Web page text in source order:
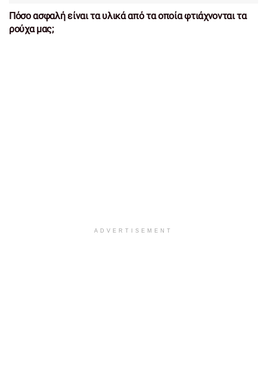
Πόσο ασφαλή είναι τα υλικά από τα οποία φτιάχνονται τα
ρούχα μας;
ADVERTISEMENT